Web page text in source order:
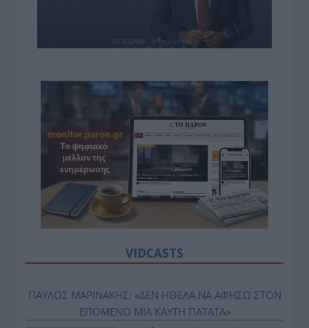
VIDCASTS
ΠΑΥΛΟΣ ΜΑΡΙΝΑΚΗΣ: «ΔΕΝ ΗΘΕΛΑ ΝΑ ΑΦΗΣΩ ΣΤΟΝ
ΕΠΟΜΕΝΟ ΜΙΑ ΚΑΥΤΗ ΠΑΤΑΤΑ»